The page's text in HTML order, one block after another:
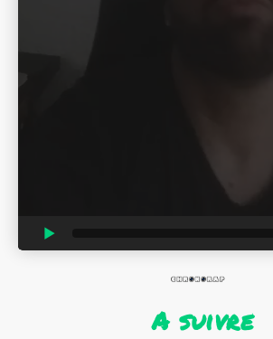
A suivre